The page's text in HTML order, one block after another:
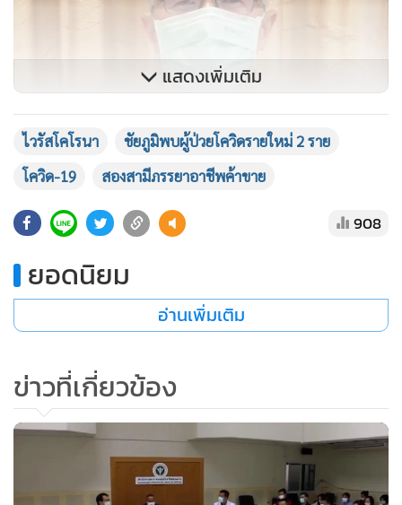
นพ.วชิระ บถพิบูลย์ นายแพทย์สาธารณสุขจังหวัด (สสจ.)
ชัยภูมิ
อย่างละเอียดตามไทม์ไลน์ทั้งหมด ทั้งการเดินทางไปใช้สิทธิเลือก
ตั้งเทศบาล หน่วยเลือกตั้งที่ 14 วิทยาลัยสารพัดช่าง วันที่ 28
มี.ค.,วันที่ 29 มี.ค.-3 เม.ย.ไปร้านคลินิกหมอยา และวันที่ 30-31
ความใกล้ชิดกับสองสามีภรรยาผู้ป่วยที่มีอาชีพค้าขายดังกล่าว ขอ
ให้รีบมาติดต่อรายงานตัวต่อเจ้าหน้าที่โรงพยาบาลชัยภูมิเพื่อ
ตรวจหาเชื้อเป็นการด่วน
อีกทั้งได้รับแจ้งว่าบุตรชายของสองสามีภรรยาผู้ป่วยโควิด-19 ดัง
แสดงเพิ่มเติม
ไวรัสโคโรนา
ชัยภูมิพบผู้ป่วยโควิดรายใหม่ 2 ราย
โควิด-19
สองสามีภรรยาอาชีพค้าขาย
908
ยอดนิยม
อ่านเพิ่มเติม
ข่าวที่เกี่ยวข้อง